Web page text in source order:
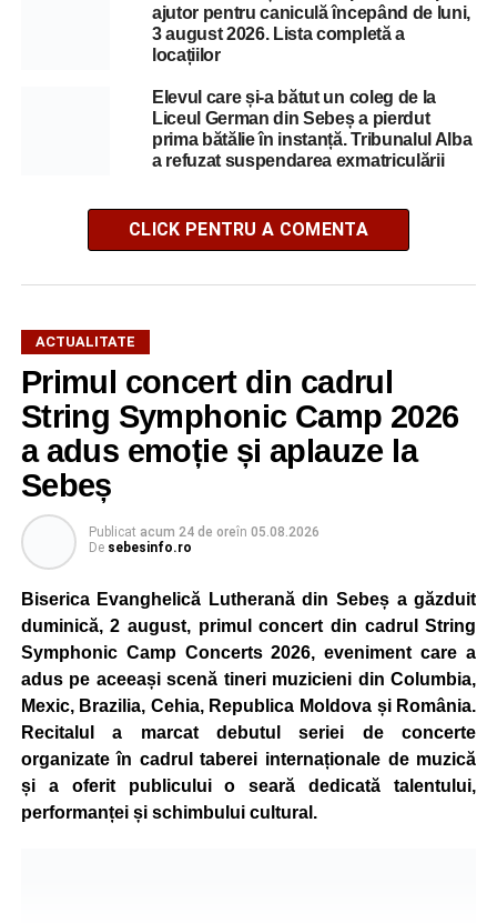
ajutor pentru caniculă începând de luni,
3 august 2026. Lista completă a
locațiilor
Elevul care și-a bătut un coleg de la
Liceul German din Sebeș a pierdut
prima bătălie în instanță. Tribunalul Alba
a refuzat suspendarea exmatriculării
CLICK PENTRU A COMENTA
ACTUALITATE
Primul concert din cadrul
String Symphonic Camp 2026
a adus emoție și aplauze la
Sebeș
Publicat acum 24 de oreîn 05.08.2026
De sebesinfo.ro
Biserica Evanghelică Lutherană din Sebeș a găzduit
duminică, 2 august, primul concert din cadrul String
Symphonic Camp Concerts 2026, eveniment care a
adus pe aceeași scenă tineri muzicieni din Columbia,
Mexic, Brazilia, Cehia, Republica Moldova și România.
Recitalul a marcat debutul seriei de concerte
organizate în cadrul taberei internaționale de muzică
și a oferit publicului o seară dedicată talentului,
performanței și schimbului cultural.